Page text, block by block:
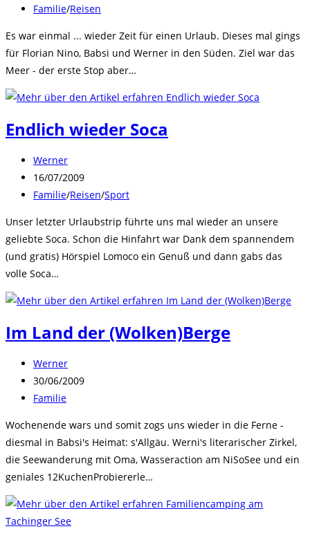
veröffentlicht:
Beitrags-
Familie/Reisen
Es war einmal ... wieder Zeit für einen Urlaub. Dieses mal gings
für Florian Nino, Babsi und Werner in den Süden. Ziel war das
Meer - der erste Stop aber…
Endlich wieder Soca
Beitrags-
Autor:
Werner
Beitrag
veröffentlicht:
16/07/2009
Beitrags-
Familie/Reisen/Sport
Unser letzter Urlaubstrip führte uns mal wieder an unsere
geliebte Soca. Schon die Hinfahrt war Dank dem spannendem
(und gratis) Hörspiel Lomoco ein Genuß und dann gabs das
volle Soca…
Im Land der (Wolken)Berge
Beitrags-
Autor:
Werner
Beitrag
veröffentlicht:
30/06/2009
Beitrags-
Familie
Wochenende wars und somit zogs uns wieder in die Ferne -
diesmal in Babsi's Heimat: s'Allgäu. Werni's literarischer Zirkel,
die Seewanderung mit Oma, Wasseraction am NiSoSee und ein
geniales 12KuchenProbiererle…